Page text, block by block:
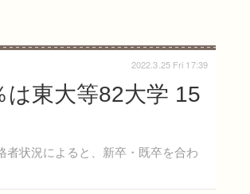
は東大等82大学 15
状況によると、新卒・既卒を合わ
2022.3.25 Fri 17:39